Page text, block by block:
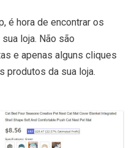
é hora de encontrar os
loja. Não são
e apenas alguns cliques
produtos da sua loja.